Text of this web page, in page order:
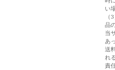
い
（
品
当
あ
送
れ
責